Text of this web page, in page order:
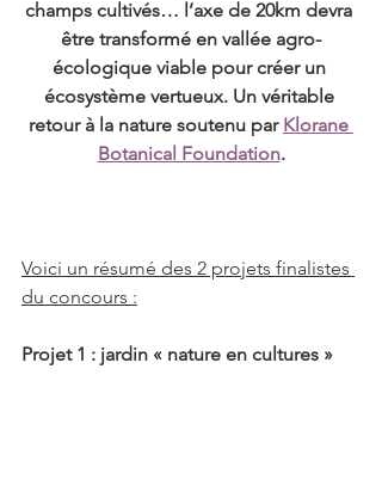
champs cultivés… l’axe de 20km devra
être transformé en vallée agro-
écologique viable pour créer un
écosystème vertueux. Un véritable
retour à la nature soutenu par Klorane
Botanical Foundation.
Voici un résumé des 2 projets finalistes
du concours :
Projet 1 : jardin « nature en cultures »